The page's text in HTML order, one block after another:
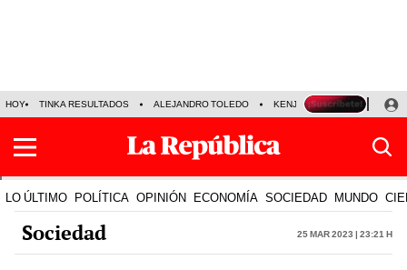
HOY TINKA RESULTADOS ALEJANDRO TOLEDO KENJI FUJIMORI
LO ÚLTIMO POLÍTICA OPINIÓN ECONOMÍA SOCIEDAD MUNDO
Sociedad 25 Mar 2023 | 23:21 h